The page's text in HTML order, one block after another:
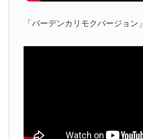
「バーデンカリモクバージョン」